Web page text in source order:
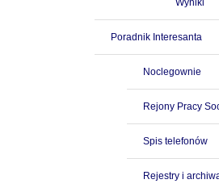
Wyniki
Poradnik Interesanta
Noclegownie
Rejony Pracy
Spis telefonów
Rejestry i